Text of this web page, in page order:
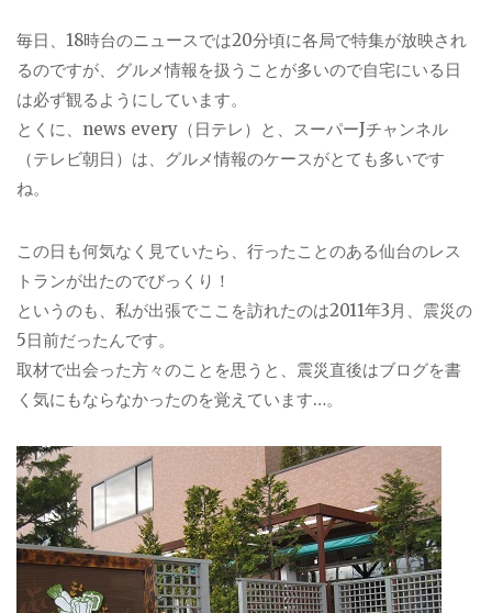
毎日、18時台のニュースでは20分頃に各局で特集が放映され
るのですが、グルメ情報を扱うことが多いので自宅にいる日
は必ず観るようにしています。
とくに、news every（日テレ）と、スーパーJチャンネル
（テレビ朝日）は、グルメ情報のケースがとても多いです
ね。
この日も何気なく見ていたら、行ったことのある仙台のレス
トランが出たのでびっくり！
というのも、私が出張でここを訪れたのは2011年3月、震災の
5日前だったんです。
取材で出会った方々のことを思うと、震災直後はブログを書
く気にもならなかったのを覚えています…。